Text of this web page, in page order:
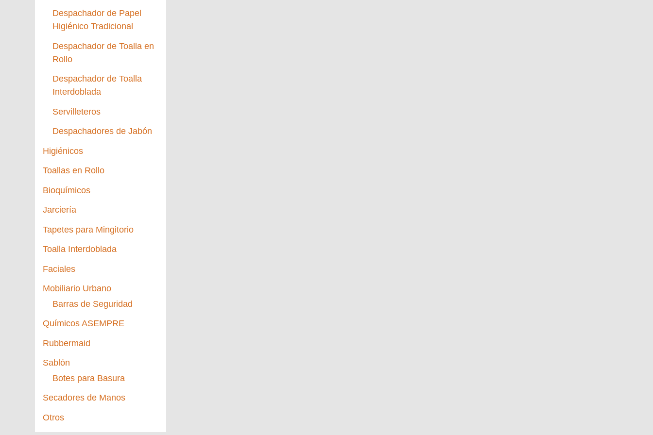
Despachador de Papel
Higiénico Tradicional
Despachador de Toalla en
Rollo
Despachador de Toalla
Interdoblada
Servilleteros
Despachadores de Jabón
Higiénicos
Toallas en Rollo
Bioquímicos
Jarciería
Tapetes para Mingitorio
Toalla Interdoblada
Faciales
Mobiliario Urbano
Barras de Seguridad
Químicos ASEMPRE
Rubbermaid
Sablón
Botes para Basura
Secadores de Manos
Otros